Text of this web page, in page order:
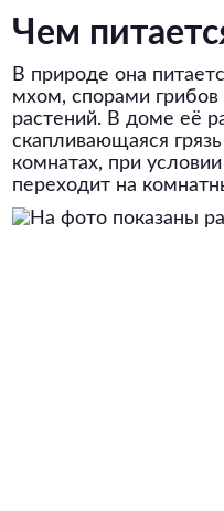
Чем
В природе она
мхом, спорами
растений. В доме её
скапливающаяся
комнатах, при
переходит на